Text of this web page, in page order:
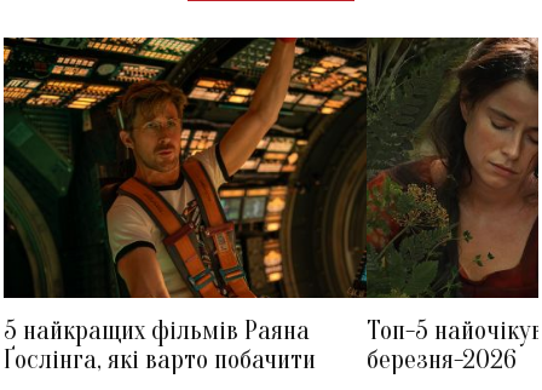
5 найкращих фільмів Раяна
Ґослінга, які варто побачити
Топ-5
березня-2026